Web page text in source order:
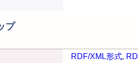
プ
RDF/XML形式,